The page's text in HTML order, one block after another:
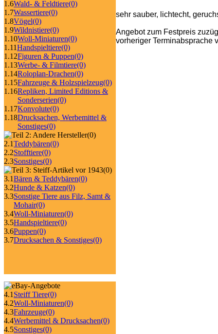
1.6Wald- & Feldtiere(0)
1.7Wassertiere(0)
1.8Vögel(0)
1.9Wildnistiere(0)
1.10Woll-Miniaturen(0)
1.11Handspieltiere(0)
1.12Figuren & Puppen(0)
1.13Werbe- & Filmtiere(0)
1.14Roloplan-Drachen(0)
1.15Fahrzeuge & Holzspielzeug(0)
1.16Repliken, Limited Editions &
Sonderserien(0)
1.17Konvolute(0)
1.18Drucksachen, Werbemittel &
Sonstiges(0)
(0)
2.1Teddybären(0)
2.2Stofftiere(0)
2.3Sonstiges(0)
(0)
3.1Bären & Teddybären(0)
3.2Hunde & Katzen(0)
3.3Sonstige Tiere aus Filz, Samt &
Mohair(0)
3.4Woll-Miniaturen(0)
3.5Handspieltiere(0)
3.6Puppen(0)
3.7Drucksachen & Sonstiges(0)
4.1 Steiff Tiere(0)
4.2Woll-Miniaturen(0)
4.3Fahrzeuge(0)
4.4Werbemittel & Drucksachen(0)
4.5Sonstiges(0)
sehr sauber, lichtecht,
Angebot zum Festpreis
vorheriger Terminabsprache